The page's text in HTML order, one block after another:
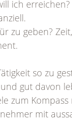
ich
zu geben?
so zu
gut davon
zum Kompass
mit